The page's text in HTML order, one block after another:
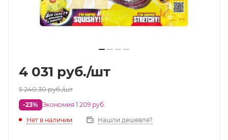
4 031 руб./шт
5 240.30руб./шт
-23% Экономия 1 209 руб.
Нет в наличии
Нашли дешевле?